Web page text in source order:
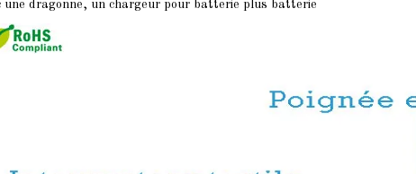
une dragonne, un chargeur pour batterie plus batterie